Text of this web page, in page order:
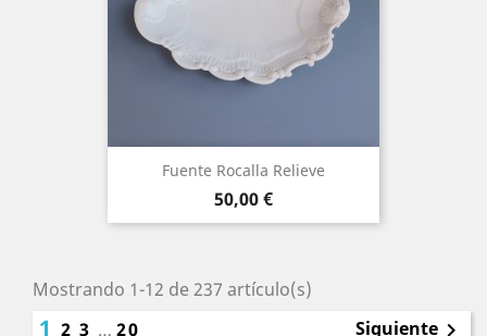
Fuente Rocalla Relieve
Precio
50,00 €
Mostrando 1-12 de 237 artículo(s)
1 2 3 … 20 Siguiente 